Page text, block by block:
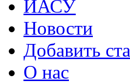
ИАСУ
Новости
Добавить
О нас